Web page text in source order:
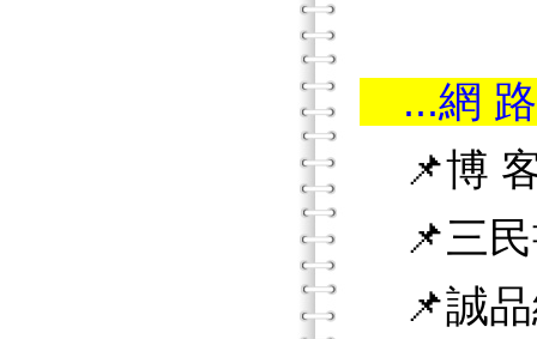
...網
📌博
📌三民
📌誠品